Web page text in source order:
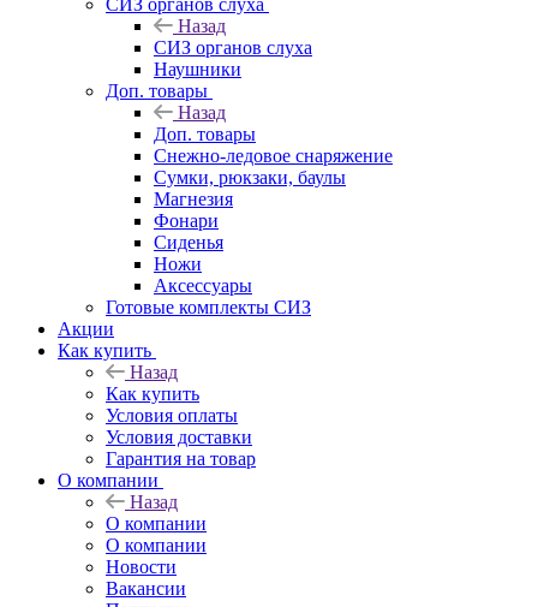
СИЗ органов слуха
Назад
СИЗ органов слуха
Наушники
Доп. товары
Назад
Доп. товары
Снежно-ледовое снаряжение
Сумки, рюкзаки, баулы
Магнезия
Фонари
Сиденья
Ножи
Аксессуары
Готовые комплекты СИЗ
Акции
Как купить
Назад
Как купить
Условия оплаты
Условия доставки
Гарантия на товар
О компании
Назад
О компании
О компании
Новости
Вакансии